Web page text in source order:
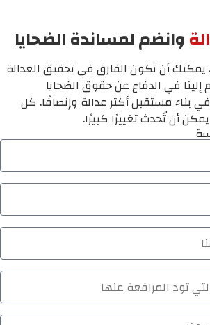
وانضم لمساندة الضحايا
يمكنك أن تكون الفارق في تحقيق العدالة
في الدفاع عن حقوق الضحايا
بناء مستقبل أكثر عدالة وإنصافًا. كل
أن تُحدث تغييرًا كبيرًا.